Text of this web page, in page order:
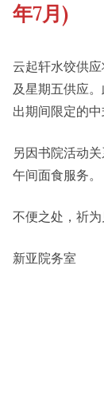
公告
其他
年7月)
云起轩水饺供
及星期五供应
出期间限定的中
另因书院活动
午间面食服务。
不便之处，祈为
新亚院务室